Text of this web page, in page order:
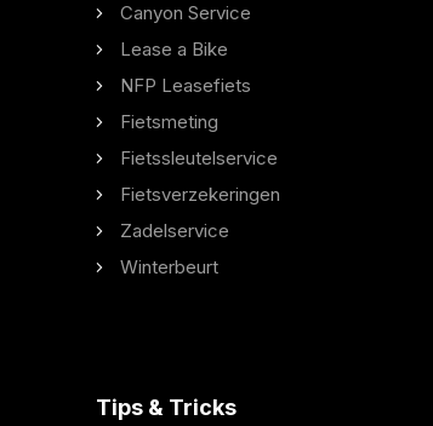
Canyon Service
Lease a Bike
NFP Leasefiets
Fietsmeting
Fietssleutelservice
Fietsverzekeringen
Zadelservice
Winterbeurt
Tips & Tricks